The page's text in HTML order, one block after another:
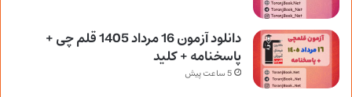
دانلود آزمون 16 مرداد 1405 قلم چی +
پاسخنامه + کلید
5 ساعت پیش